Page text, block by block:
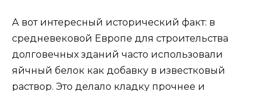
А вот интересный исторический факт: в
средневековой Европе для строительства
долговечных зданий часто использовали
яйчный белок как добавку в известковый
раствор. Это делало кладку прочнее и